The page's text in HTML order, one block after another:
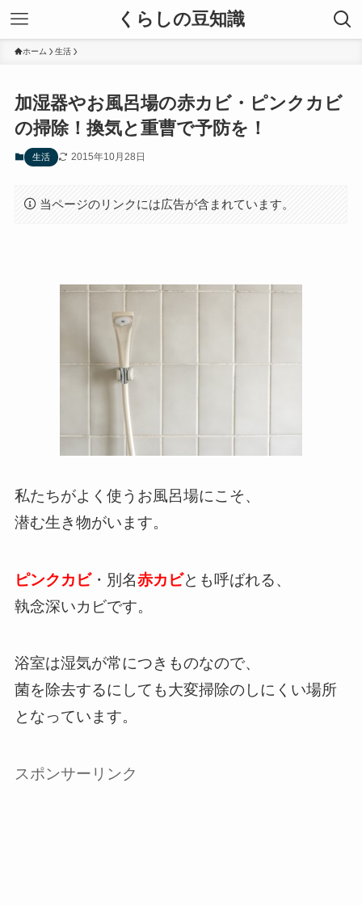
くらしの豆知識
ホーム 生活
加湿器やお風呂場の赤カビ・ピンクカビ
の掃除！換気と重曹で予防を！
生活 2015年10月28日
当ページのリンクには広告が含まれています。
私たちがよく使うお風呂場にこそ、
潜む生き物がいます。
ピンクカビ・別名赤カビとも呼ばれる、
執念深いカビです。
浴室は湿気が常につきものなので、
菌を除去するにしても大変掃除のしにくい場所
となっています。
スポンサーリンク